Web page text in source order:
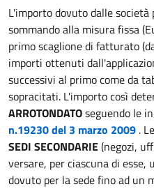
L'importo dovuto dalle
sommando alla misura fissa
primo scaglione di fatturato
importi ottenuti
successivi al primo come da
sopracitati. L'importo così
ARROTONDATOseguendo le
n.19230 del 3 marzo 2009 .
SEDI SECONDARIE(negozi,
versare, per ciascuna di
dovuto per la sede fino ad un